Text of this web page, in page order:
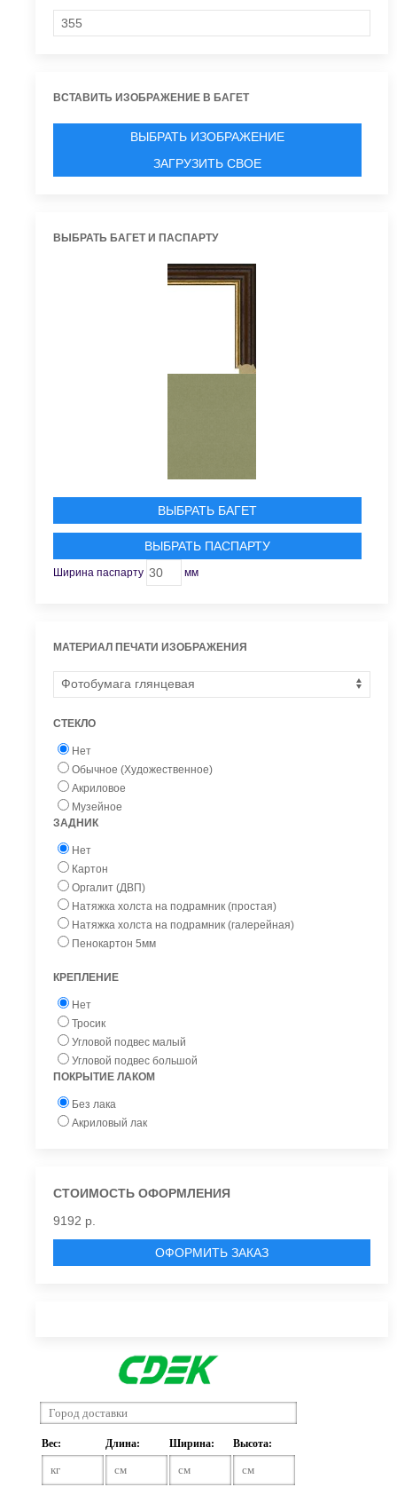
ВСТАВИТЬ ИЗОБРАЖЕНИЕ В БАГЕТ
ВЫБРАТЬ ИЗОБРАЖЕНИЕ
ЗАГРУЗИТЬ СВОЕ
ВЫБРАТЬ БАГЕТ И ПАСПАРТУ
ВЫБРАТЬ БАГЕТ
ВЫБРАТЬ ПАСПАРТУ
Ширина паспарту мм
МАТЕРИАЛ ПЕЧАТИ ИЗОБРАЖЕНИЯ
СТЕКЛО
Нет
Обычное (Художественное)
Акриловое
Музейное
ЗАДНИК
Нет
Картон
Оргалит (ДВП)
Натяжка холста на подрамник (простая)
Натяжка холста на подрамник (галерейная)
Пенокартон 5мм
КРЕПЛЕНИЕ
Нет
Тросик
Угловой подвес малый
Угловой подвес большой
ПОКРЫТИЕ ЛАКОМ
Без лака
Акриловый лак
СТОИМОСТЬ ОФОРМЛЕНИЯ
9192 р.
ОФОРМИТЬ ЗАКАЗ